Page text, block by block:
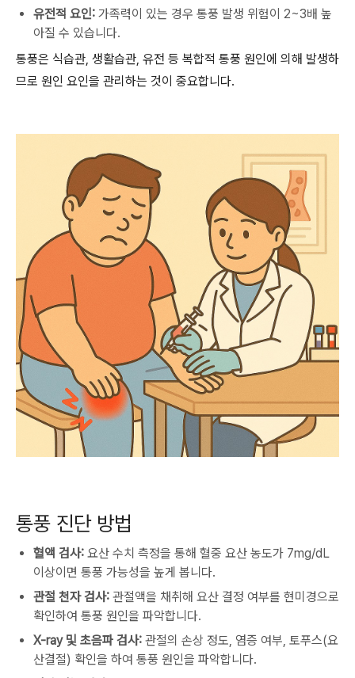
유전적 요인: 가족력이 있는 경우 통풍 발생 위험이 2~3배 높
아질 수 있습니다.
통풍은 식습관, 생활습관, 유전 등 복합적 통풍 원인에 의해 발생하
므로 원인 요인을 관리하는 것이 중요합니다.
통풍 진단 방법
혈액 검사: 요산 수치 측정을 통해 혈중 요산 농도가 7mg/dL
이상이면 통풍 가능성을 높게 봅니다.
관절 천자 검사: 관절액을 채취해 요산 결정 여부를 현미경으로
확인하여 통풍 원인을 파악합니다.
X-ray 및 초음파 검사: 관절의 손상 정도, 염증 여부, 토푸스(요
산결절) 확인을 하여 통풍 원인을 파악합니다.